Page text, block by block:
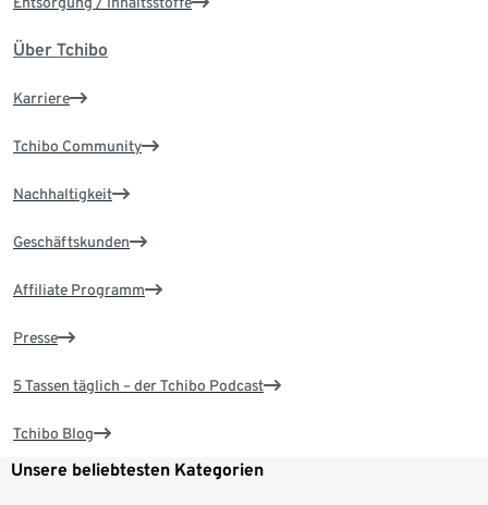
Über Tchibo
Karriere
Tchibo Community
Nachhaltigkeit
Geschäftskunden
Affiliate Programm
Presse
5 Tassen täglich – der Tchibo Podcast
Tchibo Blog
Unsere beliebtesten Kategorien